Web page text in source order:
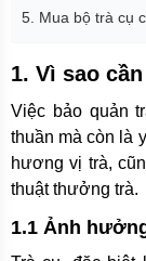
5. Mua bộ trà cụ
1. Vì sao
Việc bảo quản
thuần mà còn là
hương vị trà,
thuật thưởng trà.
1.1 Ảnh